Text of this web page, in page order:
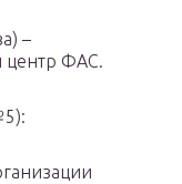
–
центр ФАС.